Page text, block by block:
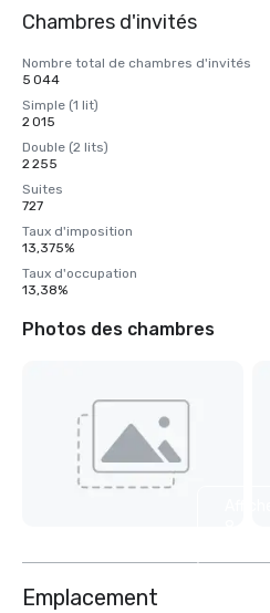
Chambres d'invités
Nombre total de chambres d'invités
5 044
Simple (1 lit)
2 015
Double (2 lits)
2 255
Suites
727
Taux d'imposition
13,375%
Taux d'occupation
13,38%
Photos des chambres
Emplacement